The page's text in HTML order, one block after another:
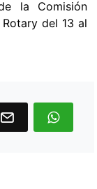
la Comisión
del 13 al